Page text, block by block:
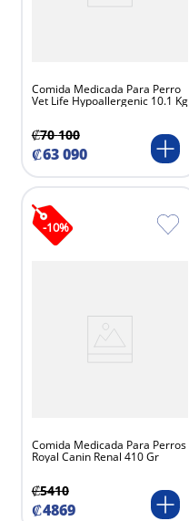
Comida Medicada Para Perro
Vet Life Hypoallergenic 10.1 Kg
₡70 100
₡63090
-10%
Comida Medicada Para Perros
Royal Canin Renal 410 Gr
₡5410
₡4869